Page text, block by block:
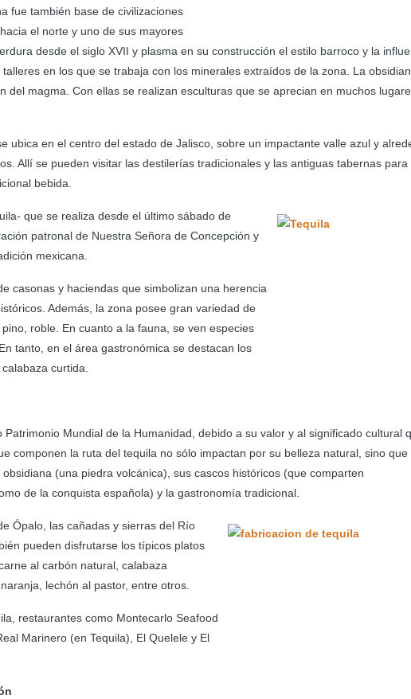
fue también base de civilizaciones
el norte y uno de sus mayores
desde el siglo XVII y plasma en su construcción el estilo barroco y la
en los que se trabaja con los minerales extraídos de la zona. La
del magma. Con ellas se realizan esculturas que se aprecian en muchos
ubica en el centro del estado de Jalisco, sobre un impactante valle azul y
Allí se pueden visitar las destilerías tradicionales y las antiguas tabernas para
bebida.
que se realiza desde el último sábado de
patronal de Nuestra Señora de Concepción y
mexicana.
casonas y haciendas que simbolizan una herencia
Además, la zona posee gran variedad de
roble. En cuanto a la fauna, se ven especies
tanto, en el área gastronómica se destacan los
curtida.
Mundial de la Humanidad, debido a su valor y al significado cultural
componen la ruta del tequila no sólo impactan por su belleza natural, sino que
(una piedra volcánica), sus cascos históricos (que comparten
de la conquista española) y la gastronomía tradicional.
Ópalo, las cañadas y sierras del Río
pueden disfrutarse los típicos platos
al carbón natural, calabaza
lechón al pastor, entre otros.
restaurantes como Montecarlo Seafood
Marinero (en Tequila), El Quelele y El